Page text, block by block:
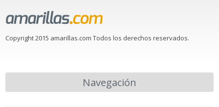
Copyright 2015 amarillas.com Todos los derechos reservados.
Navegación